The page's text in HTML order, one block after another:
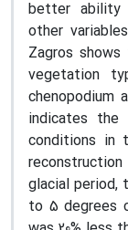
better ability
other
Zagros
vegetation
chenopodium
indicates
conditions in
glacial period,
to 5 degrees